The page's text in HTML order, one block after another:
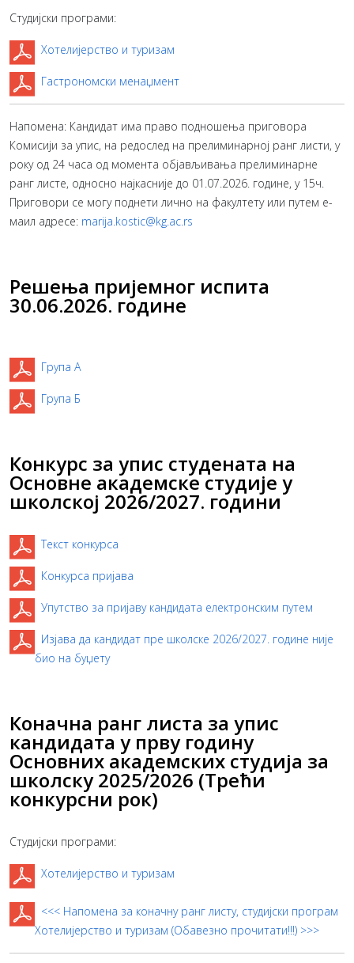
Студијски програми:
Хотелијерство и туризам
Гастрономски менаџмент
Напомена: Кандидат има право подношења приговора
Комисији за упис, на редослед на прелиминарној ранг листи, у
року од 24 часа од момента објављивања прелиминарне
ранг листе, односно најкасније до 01.07.2026. године, у 15ч.
Приговори се могу поднети лично на факултету или путем е-
маил адресе: marija.kostic@kg.ac.rs
Решења пријемног испита
30.06.2026. године
Група А
Група Б
Конкурс за упис студената на
Основне академске студије у
школској 2026/2027. години
Текст конкурса
Конкурса пријава
Упутство за пријаву кандидата електронским путем
Изјава да кандидат пре школске 2026/2027. године није
био на буџету
Коначна ранг листа за упис
кандидата у прву годину
Основних академских студија за
школску 2025/2026 (Трећи
конкурсни рок)
Студијски програми:
Хотелијерство и туризам
<<< Напомена за коначну ранг листу, студијски програм
Хотелијерство и туризам (Обавезно прочитати!!!) >>>